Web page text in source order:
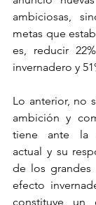
ambiciosas,
metas que
es, reducir
invernadero y
Lo anterior, no
ambición y
tiene ante la
actual y su
de los grandes
efecto
constituye un